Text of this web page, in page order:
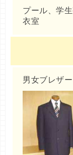
プール、学
衣室
男女ブレザー